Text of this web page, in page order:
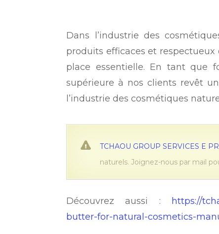
Dans l’industrie des
produits efficaces et
place essentielle. En tant que
supérieure à nos clients revêt
l’industrie des cosmétiques
TCHAOU GROUP SERVICES E
naturels. Joignez-nous par mail
Découvrez aussi :
https://
butter-for-natural-cosmetics-